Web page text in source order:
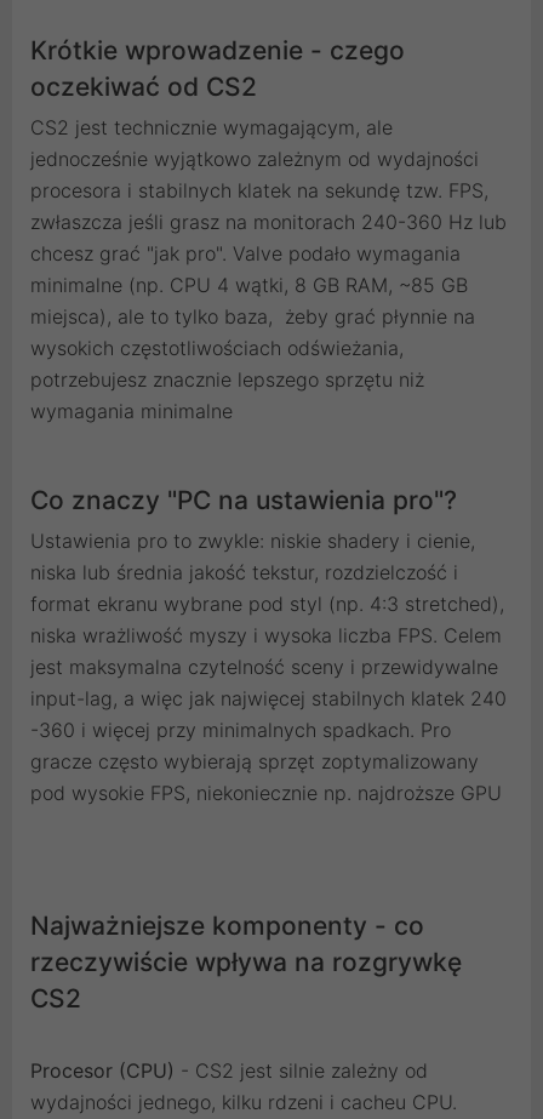
Krótkie wprowadzenie - czego
oczekiwać od CS2
CS2 jest technicznie wymagającym, ale
jednocześnie wyjątkowo zależnym od wydajności
procesora i stabilnych klatek na sekundę tzw. FPS,
zwłaszcza jeśli grasz na monitorach 240-360 Hz lub
chcesz grać "jak pro". Valve podało wymagania
minimalne (np. CPU 4 wątki, 8 GB RAM, ~85 GB
miejsca), ale to tylko baza, żeby grać płynnie na
wysokich częstotliwościach odświeżania,
potrzebujesz znacznie lepszego sprzętu niż
wymagania minimalne
Co znaczy "PC na ustawienia pro"?
Ustawienia pro to zwykle: niskie shadery i cienie,
niska lub średnia jakość tekstur, rozdzielczość i
format ekranu wybrane pod styl (np. 4:3 stretched),
niska wrażliwość myszy i wysoka liczba FPS. Celem
jest maksymalna czytelność sceny i przewidywalne
input-lag, a więc jak najwięcej stabilnych klatek 240
-360 i więcej przy minimalnych spadkach. Pro
gracze często wybierają sprzęt zoptymalizowany
pod wysokie FPS, niekoniecznie np. najdroższe GPU
Najważniejsze komponenty - co
rzeczywiście wpływa na rozgrywkę
CS2
Procesor (CPU) - CS2 jest silnie zależny od
wydajności jednego, kilku rdzeni i cacheu CPU.